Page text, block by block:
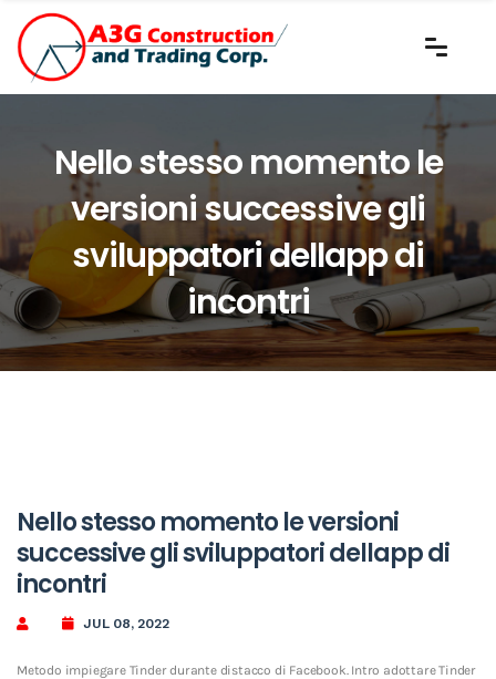
Nello stesso momento le
versioni successive gli
sviluppatori dellapp di
incontri
Nello stesso momento le versioni
successive gli sviluppatori dellapp di
incontri
JUL 08, 2022
Metodo impiegare Tinder durante distacco di Facebook. Intro adottare Tinder